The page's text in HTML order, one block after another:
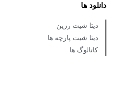
دانلود ها
دیتا شیت رزین
دیتا شیت پارچه ها
کاتالوگ ها